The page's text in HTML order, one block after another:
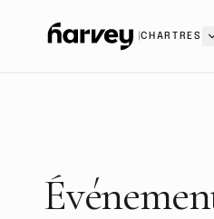
|CHARTRES